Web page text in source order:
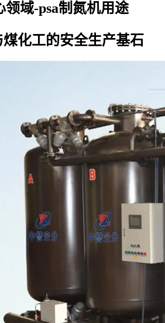
领域-psa制氮机用途
煤化工的安全生产基石